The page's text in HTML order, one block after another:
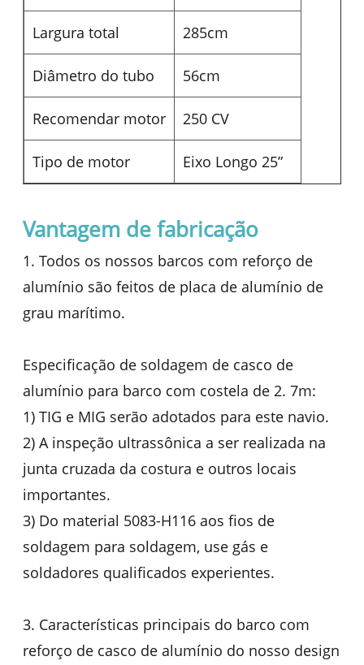
Largura total 285cm
Diâmetro do tubo 56cm
Recomendar motor 250 CV
Tipo de motor Eixo Longo 25”
Vantagem de fabricação
1. Todos os nossos barcos com reforço de
alumínio são feitos de placa de alumínio de
grau marítimo.
Especificação de soldagem de casco de
alumínio para barco com costela de 2. 7m:
1) TIG e MIG serão adotados para este navio.
2) A inspeção ultrassônica a ser realizada na
junta cruzada da costura e outros locais
importantes.
3) Do material 5083-H116 aos fios de
soldagem para soldagem, use gás e
soldadores qualificados experientes.
3. Características principais do barco com
reforço de casco de alumínio do nosso design